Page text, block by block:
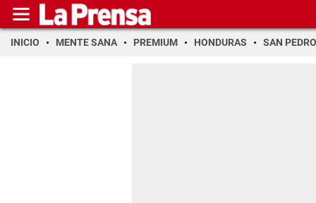
INICIO MENTE SANA PREMIUM HONDURAS SAN PEDRO